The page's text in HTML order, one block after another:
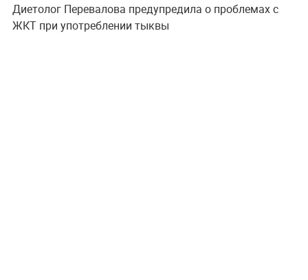
Диетолог Перевалова предупредила о проблемах с
ЖКТ при употреблении тыквы